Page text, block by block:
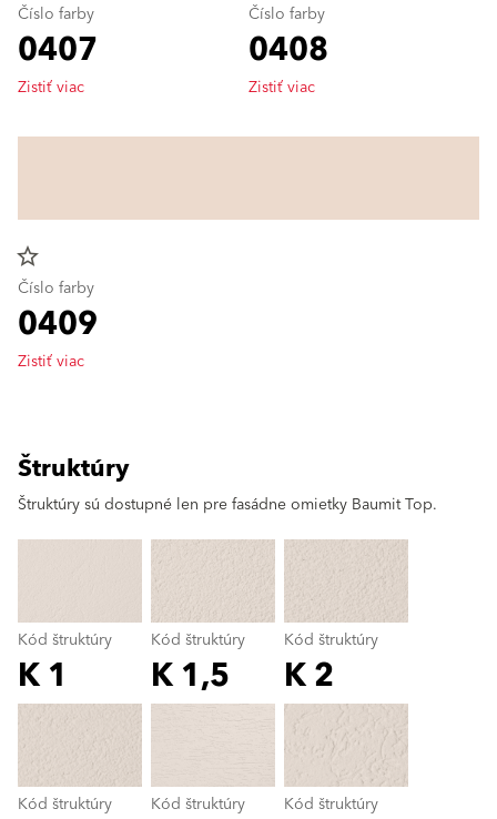
Číslo farby
0407
Zistiť viac
Číslo farby
0408
Zistiť viac
star_border
Číslo farby
0409
Zistiť viac
Štruktúry
Štruktúry sú dostupné len pre fasádne omietky Baumit Top.
Kód štruktúry
K 1
Kód štruktúry
K 1,5
Kód štruktúry
K 2
Kód štruktúry Kód štruktúry Kód štruktúry
Kód štruktúry
color_name